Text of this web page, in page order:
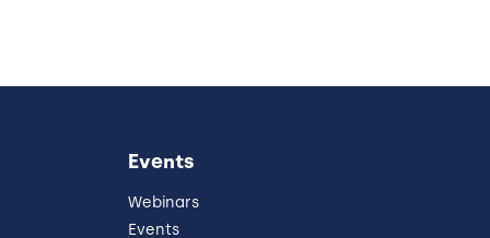
Events
Webinars
Events